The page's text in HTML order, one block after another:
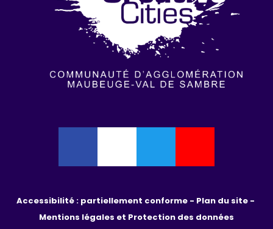
Accessibilité : partiellement conforme -
Mentions légales et Protection des données